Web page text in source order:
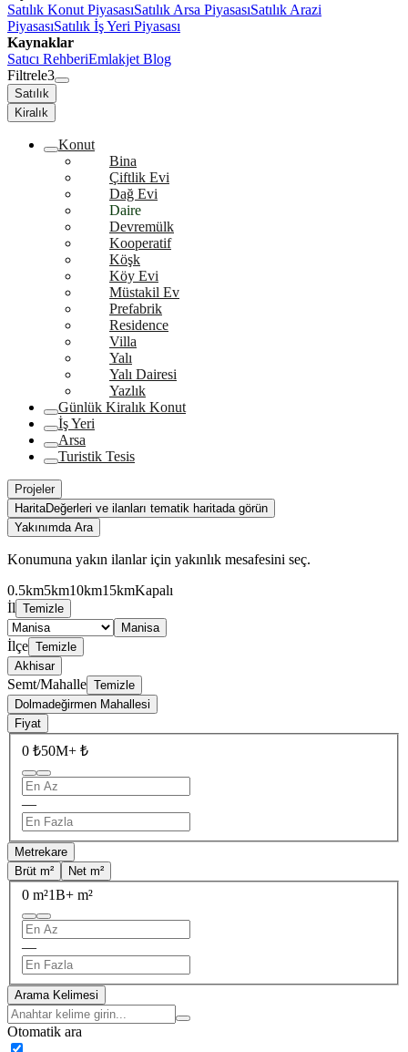
Satılık Konut PiyasasıSatılık Arsa PiyasasıSatılık Arazi
PiyasasıSatılık İş Yeri Piyasası
Kaynaklar
Satıcı RehberiEmlakjet Blog
Filtrele3
Satılık
Kiralık
Konut
Bina
Çiftlik Evi
Dağ Evi
Daire
Devremülk
Kooperatif
Köşk
Köy Evi
Müstakil Ev
Prefabrik
Residence
Villa
Yalı
Yalı Dairesi
Yazlık
Günlük Kiralık Konut
İş Yeri
Arsa
Turistik Tesis
Projeler
HaritaDeğerleri ve ilanları tematik haritada görün
Yakınımda Ara
Konumuna yakın ilanlar için yakınlık mesafesini seç.
0.5km5km10km15kmKapalı
İl Temizle
Manisa
İlçe Temizle
Akhisar
Semt/Mahalle Temizle
Dolmadeğirmen Mahallesi
Fiyat
0 ₺50M+ ₺
—
Metrekare
Brüt m²
Net m²
0 m²1B+ m²
—
Arama Kelimesi
Otomatik ara